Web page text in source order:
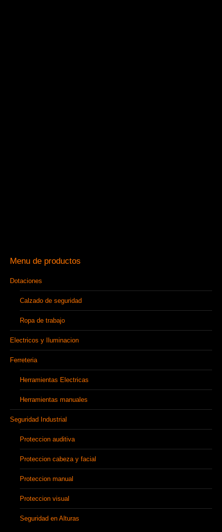
Menu de productos
Dotaciones
Calzado de seguridad
Ropa de trabajo
Electricos y Iluminacion
Ferreteria
Herramientas Electricas
Herramientas manuales
Seguridad Industrial
Proteccion auditiva
Proteccion cabeza y facial
Proteccion manual
Proteccion visual
Seguridad en Alturas